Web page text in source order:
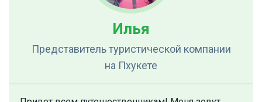
Илья
Представитель туристической компании
на Пхукете